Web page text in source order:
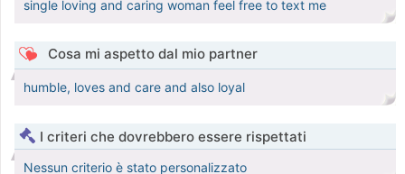
single loving and caring woman feel free to text me
Cosa mi aspetto dal mio partner
humble, loves and care and also loyal
I criteri che dovrebbero essere rispettati
Nessun criterio è stato personalizzato